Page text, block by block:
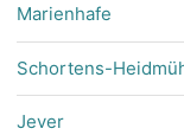
Marienhafe
Schortens-
Jever